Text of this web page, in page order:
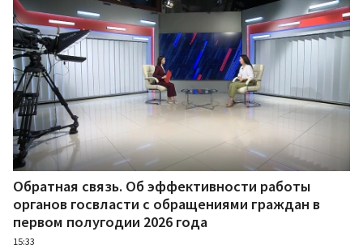
Обратная связь. Об эффективности работы
органов госвласти с обращениями граждан в
первом полугодии 2026 года
15:33